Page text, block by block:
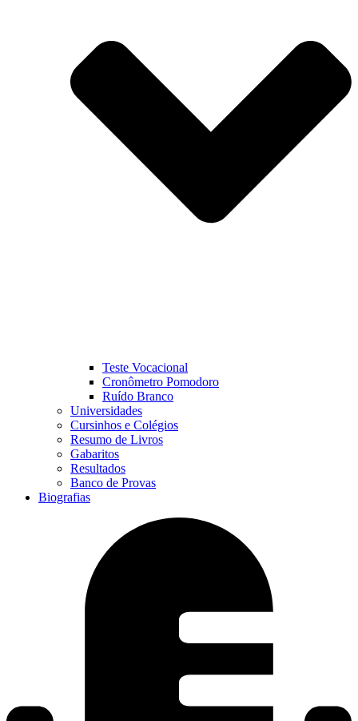
Teste Vocacional
Cronômetro Pomodoro
Ruído Branco
Universidades
Cursinhos e Colégios
Resumo de Livros
Gabaritos
Resultados
Banco de Provas
Biografias